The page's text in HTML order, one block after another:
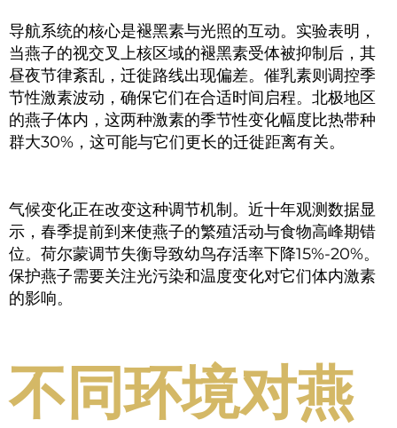
导航系统的核心是褪黑素与光照的互动。实验表明，
当燕子的视交叉上核区域的褪黑素受体被抑制后，其
昼夜节律紊乱，迁徙路线出现偏差。催乳素则调控季
节性激素波动，确保它们在合适时间启程。北极地区
的燕子体内，这两种激素的季节性变化幅度比热带种
群大30%，这可能与它们更长的迁徙距离有关。
气候变化正在改变这种调节机制。近十年观测数据显
示，春季提前到来使燕子的繁殖活动与食物高峰期错
位。荷尔蒙调节失衡导致幼鸟存活率下降15%-20%。
保护燕子需要关注光污染和温度变化对它们体内激素
的影响。
不同环境对燕